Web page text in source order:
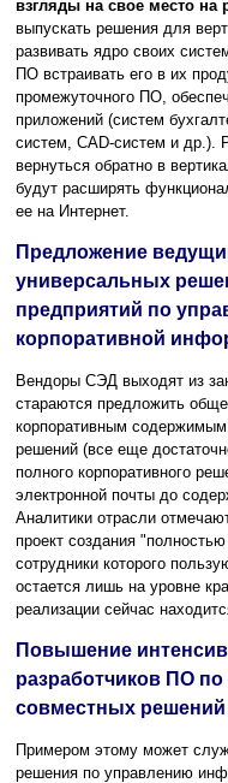
взгляды на свое место на
выпускать решения для
развивать ядро своих
ПО встраивать его в их
промежуточного ПО,
приложений (систем
систем, САD-систем и др.).
вернуться обратно в
будут расширять
ее на Интернет.
Предложение
универсальных
предприятий по
корпоративной
Вендоры СЭД выходят из
стараются предложить
корпоративным
решений (все еще
полного корпоративного
электронной почты до
Аналитики отрасли
проект создания
сотрудники которого
остается лишь на уровне
реализации сейчас
Повышение
разработчиков ПО
совместных решений
Примером этому может
решения по управлению